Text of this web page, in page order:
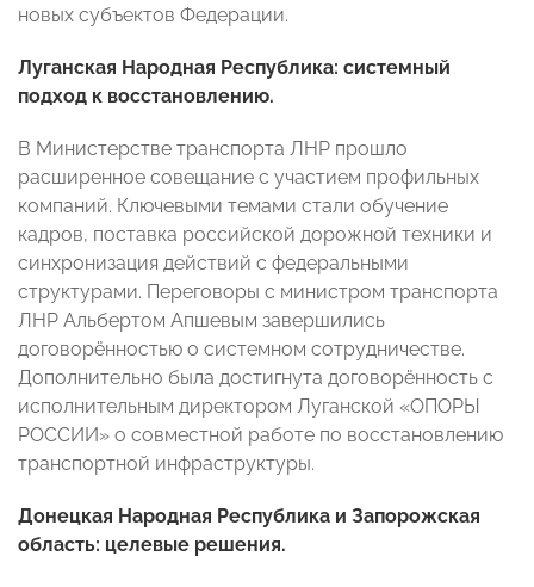
новых субъектов Федерации.
Луганская Народная Республика: системный
подход к восстановлению.
В Министерстве транспорта ЛНР прошло
расширенное совещание с участием профильных
компаний. Ключевыми темами стали обучение
кадров, поставка российской дорожной техники и
синхронизация действий с федеральными
структурами. Переговоры с министром транспорта
ЛНР Альбертом Апшевым завершились
договорённостью о системном сотрудничестве.
Дополнительно была достигнута договорённость с
исполнительным директором Луганской «ОПОРЫ
РОССИИ» о совместной работе по восстановлению
транспортной инфраструктуры.
Донецкая Народная Республика и Запорожская
область: целевые решения.